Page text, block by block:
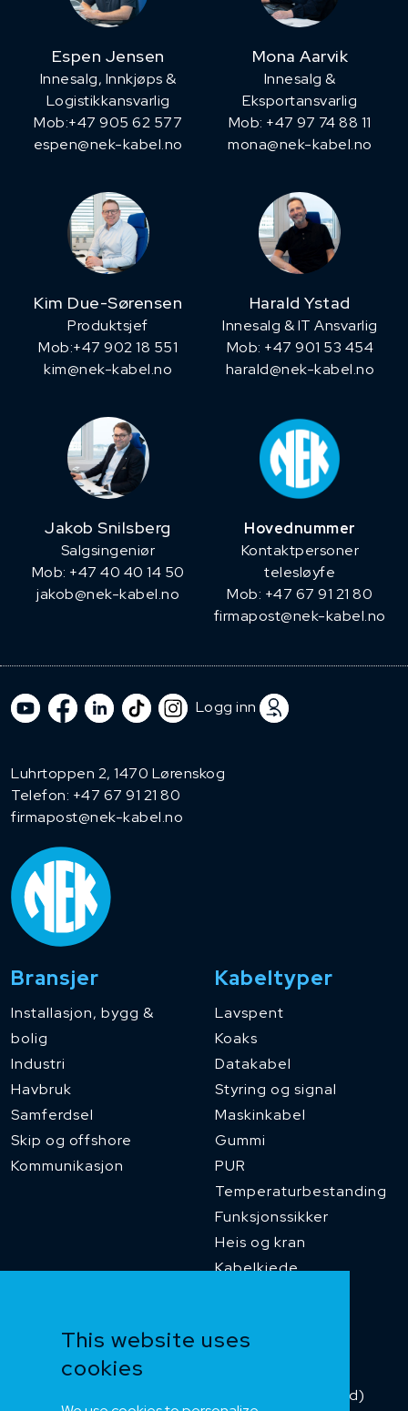
This website uses
cookies
Espen Jensen
Innesalg, ​Innkjøps &
Logistikkansvarlig
Mob:+47 905 62 577
espen@nek-kabel.no
Mona Aarvik
Innesalg &
Eksportansvarlig
Mob: +47 97 74 88 11
mona@nek-kabel.no
Kim Due-Sørensen
Produktsjef
​Mob:+47 902 18 551
kim@nek-kabel.no
Harald Ystad
Innesalg & IT Ansvarlig
Mob: +47 901 53 454
harald@nek-kabel.no
Jakob Snilsberg
​Salgsingeniør
Mob: +47 40 40 14 50
jakob@nek-kabel.no
Hovednummer
Kontaktpersoner
telesløyfe
Mob: +47 67 91 21 80
firmapost@nek-kabel.no
Logg inn
Luhrtoppen 2, 1470 Lørenskog
Telefon: +47 67 91 21 80
firmapost@nek-kabel.no
Bransjer
Installasjon, bygg &
bolig
Industri
Havbruk
Samferdsel
Skip og offshore
Kommunikasjon
Kabeltyper
Lavspent
Koaks
Datakabel
Styring og signal
Maskinkabel
Gummi
PUR
Temperaturbestanding
Funksjonssikker
Heis og kran
Kabelkjede
Fiber
Kombikabel (Hybrid)